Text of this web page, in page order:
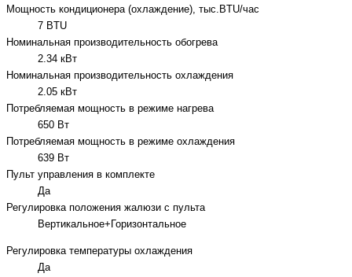
Мощность кондиционера (охлаждение), тыс.BTU/час
7 BTU
Номинальная производительность обогрева
2.34 кВт
Номинальная производительность охлаждения
2.05 кВт
Потребляемая мощность в режиме нагрева
650 Вт
Потребляемая мощность в режиме охлаждения
639 Вт
Пульт управления в комплекте
Да
Регулировка положения жалюзи с пульта
Вертикальное+Горизонтальное
Регулировка температуры охлаждения
Да